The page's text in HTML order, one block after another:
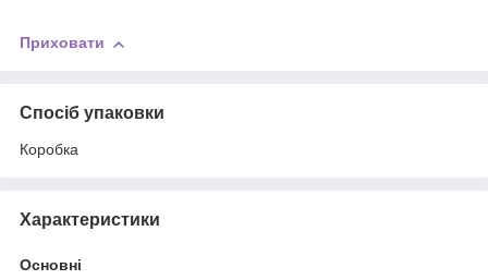
Приховати
Спосіб упаковки
Коробка
Характеристики
Основні